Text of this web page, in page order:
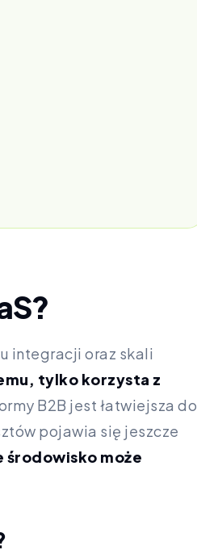
integracji oraz skali
tylko korzysta z
B2B jest łatwiejsza do
pojawia się jeszcze
środowisko może